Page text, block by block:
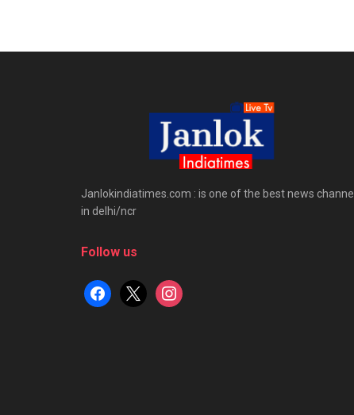
Janlokindiatimes.com : is one of the best news channel
in delhi/ncr
Follow us
facebook
x instagram